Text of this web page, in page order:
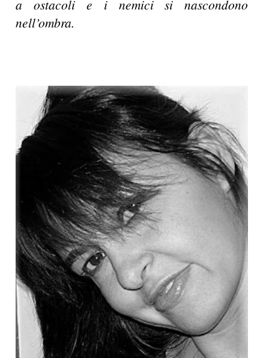
a ostacoli e i nemici si nascondono
nell’ombra.